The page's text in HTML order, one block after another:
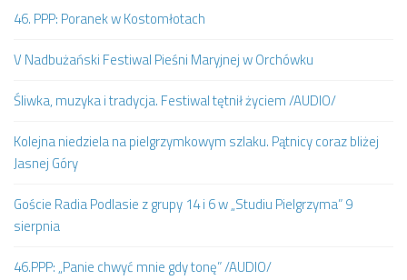
46. PPP: Poranek w Kostomłotach
V Nadbużański Festiwal Pieśni Maryjnej w Orchówku
Śliwka, muzyka i tradycja. Festiwal tętnił życiem /AUDIO/
Kolejna niedziela na pielgrzymkowym szlaku. Pątnicy coraz bliżej
Jasnej Góry
Goście Radia Podlasie z grupy 14 i 6 w „Studiu Pielgrzyma” 9
sierpnia
46.PPP: „Panie chwyć mnie gdy tonę” /AUDIO/